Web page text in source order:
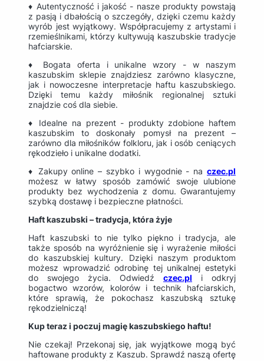
♦ Autentyczność i jakość - nasze produkty powstają
z pasją i dbałością o szczegóły, dzięki czemu każdy
wyrób jest wyjątkowy. Współpracujemy z artystami i
rzemieślnikami, którzy kultywują kaszubskie tradycje
hafciarskie.
♦ Bogata oferta i unikalne wzory - w naszym
kaszubskim sklepie znajdziesz zarówno klasyczne,
jak i nowoczesne interpretacje haftu kaszubskiego.
Dzięki temu każdy miłośnik regionalnej sztuki
znajdzie coś dla siebie.
♦ Idealne na prezent - produkty zdobione haftem
kaszubskim to doskonały pomysł na prezent –
zarówno dla miłośników folkloru, jak i osób ceniących
rękodzieło i unikalne dodatki.
♦ Zakupy online – szybko i wygodnie - na czec.pl
możesz w łatwy sposób zamówić swoje ulubione
produkty bez wychodzenia z domu. Gwarantujemy
szybką dostawę i bezpieczne płatności.
Haft kaszubski – tradycja, która żyje
Haft kaszubski to nie tylko piękno i tradycja, ale
także sposób na wyróżnienie się i wyrażenie miłości
do kaszubskiej kultury. Dzięki naszym produktom
możesz wprowadzić odrobinę tej unikalnej estetyki
do swojego życia. Odwiedź czec.pl i odkryj
bogactwo wzorów, kolorów i technik hafciarskich,
które sprawią, że pokochasz kaszubską sztukę
rękodzielniczą!
Kup teraz i poczuj magię kaszubskiego haftu!
Nie czekaj! Przekonaj się, jak wyjątkowe mogą być
haftowane produkty z Kaszub. Sprawdź naszą ofertę